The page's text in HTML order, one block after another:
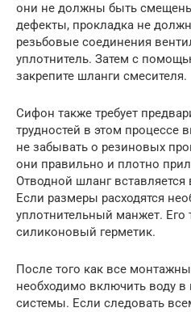
они не должны быть
дефекты, прокладка не
резьбовые соединения
уплотнитель. Затем с
закрепите шланги смесителя.
Сифон также требует
трудностей в этом процессе
не забывать о резиновых
они правильно и плотно
Отводной шланг вставляется
Если размеры расходятся
уплотнительный манжет.
силиконовый герметик.
После того как все
необходимо включить воду в
системы. Если следовать